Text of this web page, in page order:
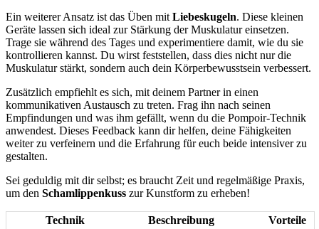
Ein weiterer Ansatz ist das Üben mit Liebeskugeln. Diese kleinen
Geräte lassen sich ideal zur Stärkung der Muskulatur einsetzen.
Trage sie während des Tages und experimentiere damit, wie du sie
kontrollieren kannst. Du wirst feststellen, dass dies nicht nur die
Muskulatur stärkt, sondern auch dein Körperbewusstsein verbessert.
Zusätzlich empfiehlt es sich, mit deinem Partner in einen
kommunikativen Austausch zu treten. Frag ihn nach seinen
Empfindungen und was ihm gefällt, wenn du die Pompoir-Technik
anwendest. Dieses Feedback kann dir helfen, deine Fähigkeiten
weiter zu verfeinern und die Erfahrung für euch beide intensiver zu
gestalten.
Sei geduldig mit dir selbst; es braucht Zeit und regelmäßige Praxis,
um den Schamlippenkuss zur Kunstform zu erheben!
Technik Beschreibung Vorteile